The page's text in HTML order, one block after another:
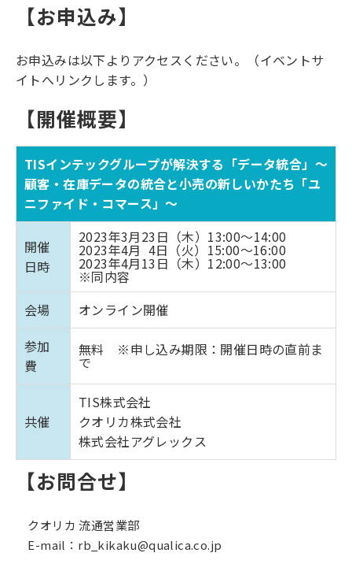
【お申込み】
お申込みは以下よりアクセスください。（イベントサ
イトへリンクします。）
【開催概要】
TISインテックグループが解決する「データ統合」～
顧客・在庫データの統合と小売の新しいかたち「ユ
ニファイド・コマース」～
開催
日時
2023年3月23日（木）13:00～14:00
2023年4月 4日（火）15:00～16:00
2023年4月13日（木）12:00～13:00
※同内容
会場
オンライン開催
参加
費
無料 ※申し込み期限：開催日時の直前ま
で
共催
TIS株式会社
クオリカ株式会社
株式会社アグレックス
【お問合せ】
クオリカ 流通営業部
E-mail：rb_kikaku@qualica.co.jp